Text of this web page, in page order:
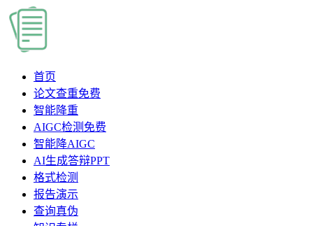
首页
论文查重免费
智能降重
AIGC检测 免费
智能降AIGC
AI生成答辩PPT
格式检测
报告演示
查询真伪